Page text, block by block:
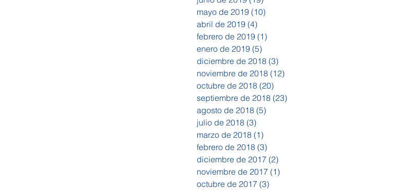
mayo de 2019 (10)
abril de 2019 (4)
febrero de 2019 (1)
enero de 2019 (5)
diciembre de 2018 (3)
noviembre de 2018 (12)
octubre de 2018 (20)
septiembre de 2018 (23)
agosto de 2018 (5)
julio de 2018 (3)
marzo de 2018 (1)
febrero de 2018 (3)
diciembre de 2017 (2)
noviembre de 2017 (1)
octubre de 2017 (3)